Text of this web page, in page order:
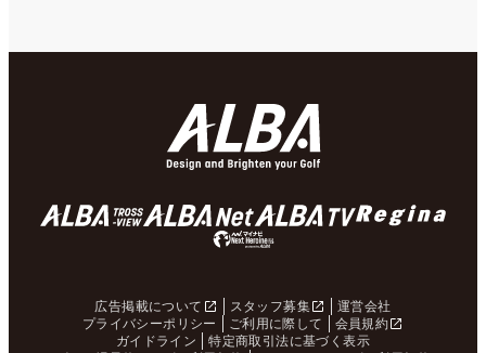
広告掲載について スタッフ募集
運営会社
プライバシーポリシー
ご利用に際して
会員規約
ガイドライン
特定商取引法に基づく表示